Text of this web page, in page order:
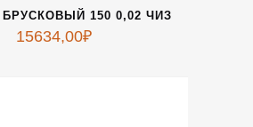
150 0,02 ЧИЗ
15634,00₽